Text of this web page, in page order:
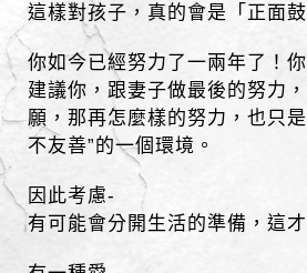
這樣對孩子，真的會是「正面
你如今已經努力了一兩年了！
建議你，跟妻子做最後的努力
願，那再怎麼樣的努力，也只
不友善”的一個環境。
因此考慮-
有可能會分開生活的準備，這